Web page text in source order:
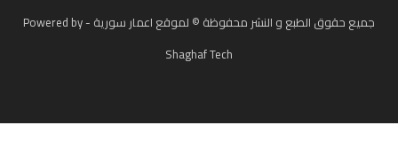
جميع حقوق الطبع و النشر محفوظة © لموقع اعمار سورية - Powered by
Shaghaf Tech